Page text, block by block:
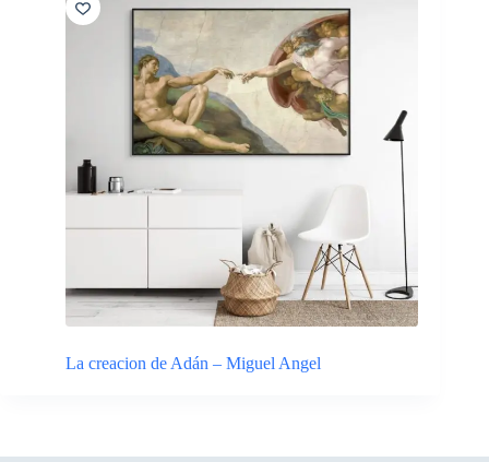
La creacion de Adán – Miguel Angel